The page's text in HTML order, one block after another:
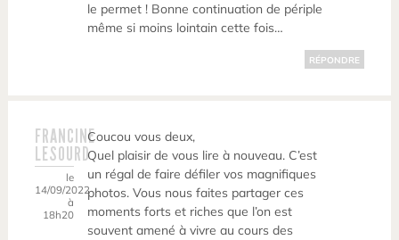
le permet ! Bonne continuation de périple
même si moins lointain cette fois…
RÉPONDRE
FRANCINE
LESOURD
le
14/09/2022
à
18h20
Coucou vous deux,
Quel plaisir de vous lire à nouveau. C’est
un régal de faire défiler vos magnifiques
photos. Vous nous faites partager ces
moments forts et riches que l’on est
souvent amené à vivre au cours des